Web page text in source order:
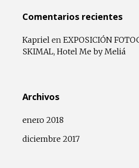
Comentarios recientes
Kaprielen EXPOSICIÓN
SKIMAL, Hotel Me by Meliá
Archivos
enero 2018
diciembre 2017